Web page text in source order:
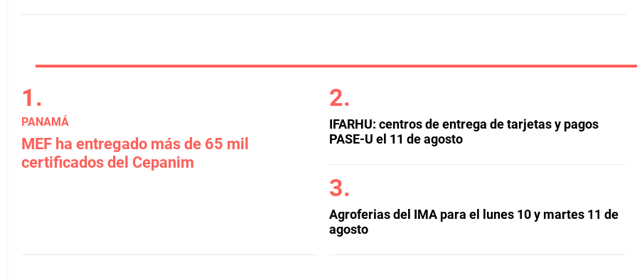
PANAMÁ
MEF ha entregado más de 65 mil
certificados del Cepanim
IFARHU: centros de entrega de tarjetas y pagos
PASE-U el 11 de agosto
Agroferias del IMA para el lunes 10 y martes 11 de
agosto